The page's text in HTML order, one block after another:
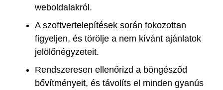
weboldalakról.
A szoftvertelepítések során fokozottan
figyeljen, és törölje a nem kívánt ajánlatok
jelölőnégyzeteit.
Rendszeresen ellenőrizd a böngésződ
bővítményeit, és távolíts el minden gyanús